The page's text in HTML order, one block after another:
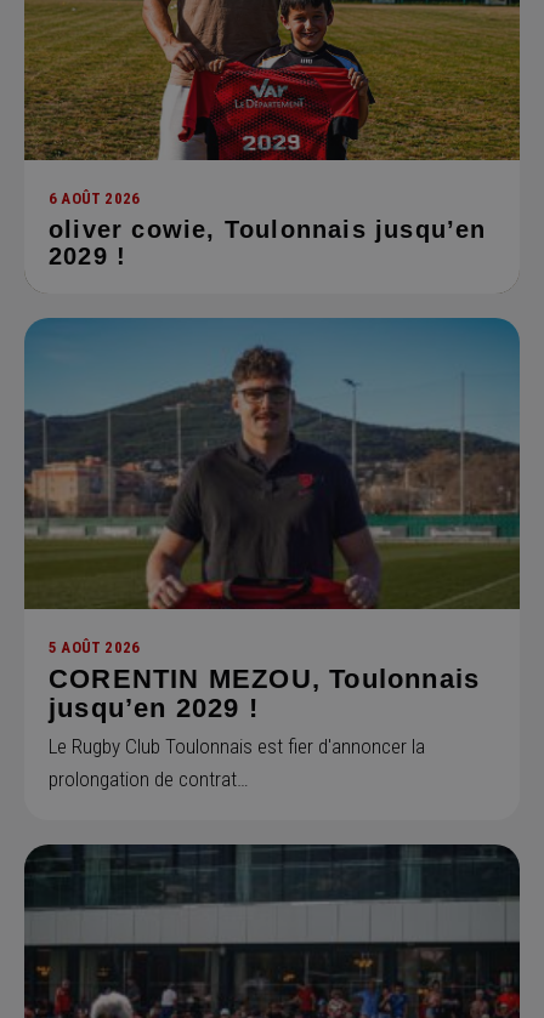
6 AOÛT 2026
oliver cowie, Toulonnais jusqu’en
2029 !
5 AOÛT 2026
CORENTIN MEZOU, Toulonnais
jusqu’en 2029 !
Le Rugby Club Toulonnais est fier d'annoncer la
prolongation de contrat…